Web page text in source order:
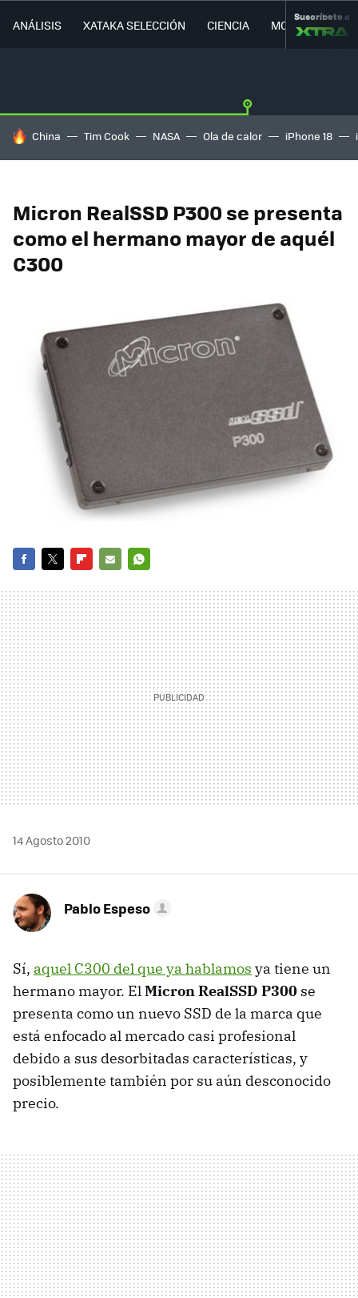
ANÁLISIS XATAKA SELECCIÓN CIENCIA MOVILIDAD
Suscríbete a
HOY SE HABLA DE
China Tim Cook NASA Ola de calor iPhone 18
Micron RealSSD P300 se presenta
como el hermano mayor de aquél
C300
MAIL
14 Agosto 2010
Pablo Espeso
Sí, aquel C300 del que ya hablamos ya tiene un
hermano mayor. ElMicron RealSSD P300 se
presenta como un nuevo SSD de la marca que
está enfocado al mercado casi profesional
debido a sus desorbitadas características, y
posiblemente también por su aún desconocido
precio.